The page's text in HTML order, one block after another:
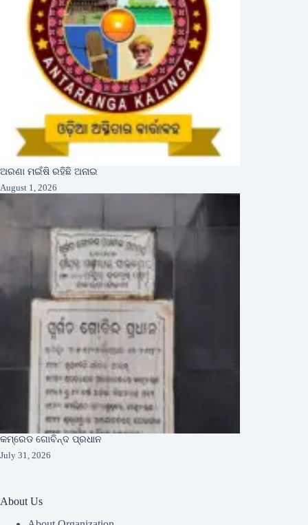
ଅରଣା ମଇଁଷି ରହିଛି ଅନାଇ
August 1, 2026
କମ୍ରେଡ ଗୋବିନ୍ଦ ପ୍ରଧାନ
July 31, 2026
About Us